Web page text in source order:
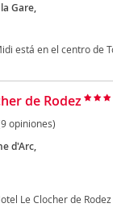
Gare,
está en el centro de
de Rodez
opiniones)
d'Arc,
Le Clocher de